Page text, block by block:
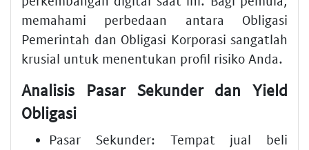
memahami perbedaan antara Obligasi
Pemerintah dan Obligasi Korporasi sangatlah
krusial untuk menentukan profil risiko Anda.
Analisis Pasar Sekunder dan Yield
Obligasi
Pasar Sekunder: Tempat jual beli